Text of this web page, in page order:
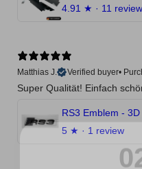
4.91 ★ · 11
Matthias J.
Verified buyer•
Super Qualität! Einfach
5 ★ · 1 review01